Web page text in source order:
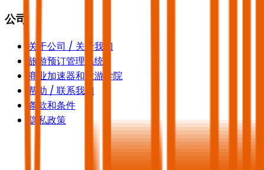
公司
关于公司 / 关于我们
旅游预订管理系统
商业加速器和旅游学院
帮助 / 联系我们
条款和条件
隐私政策